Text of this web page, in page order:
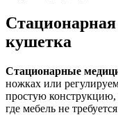
кушетка
Стационарные
ножках или
простую конструкцию,
где мебель не